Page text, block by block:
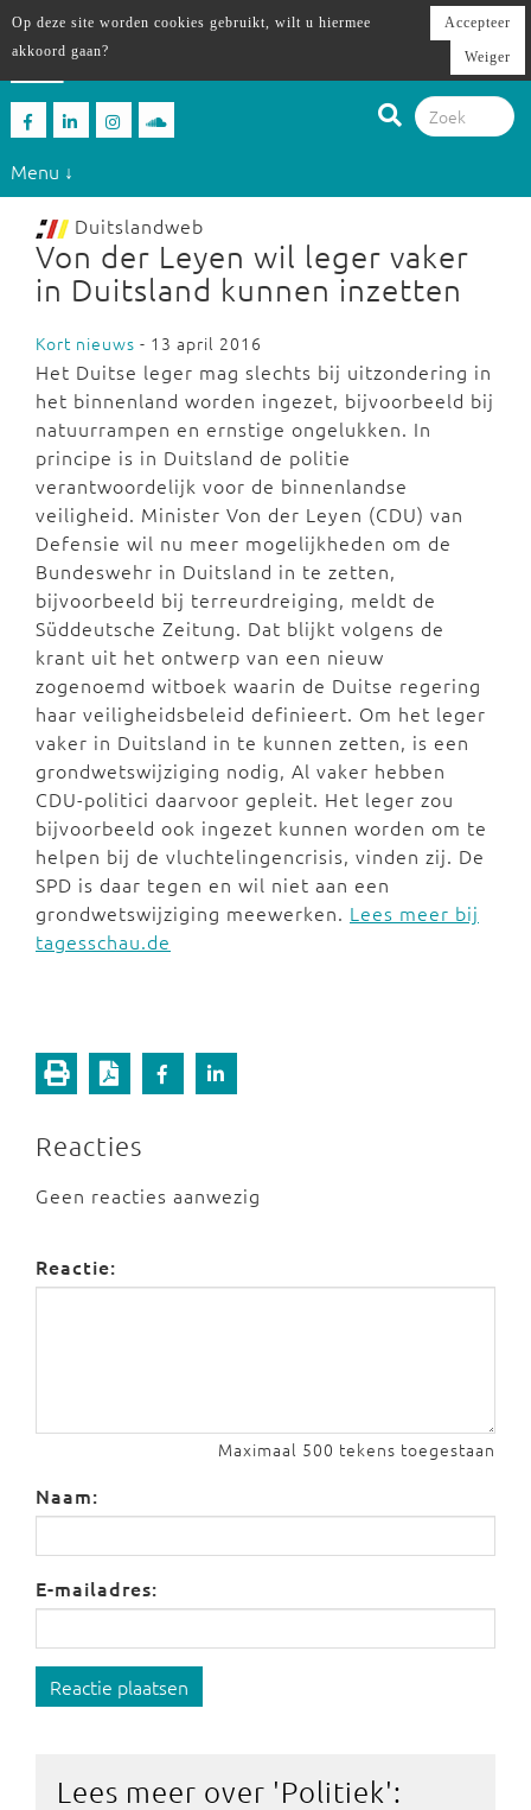
Menu ↓
Duitslandweb
Von der Leyen wil leger vaker
in Duitsland kunnen inzetten
Kort nieuws - 13 april 2016
Het Duitse leger mag slechts bij uitzondering in
het binnenland worden ingezet, bijvoorbeeld bij
natuurrampen en ernstige ongelukken. In
principe is in Duitsland de politie
verantwoordelijk voor de binnenlandse
veiligheid. Minister Von der Leyen (CDU) van
Defensie wil nu meer mogelijkheden om de
Bundeswehr in Duitsland in te zetten,
bijvoorbeeld bij terreurdreiging, meldt de
Süddeutsche Zeitung. Dat blijkt volgens de
krant uit het ontwerp van een nieuw
zogenoemd witboek waarin de Duitse regering
haar veiligheidsbeleid definieert. Om het leger
vaker in Duitsland in te kunnen zetten, is een
grondwetswijziging nodig, Al vaker hebben
CDU-politici daarvoor gepleit. Het leger zou
bijvoorbeeld ook ingezet kunnen worden om te
helpen bij de vluchtelingencrisis, vinden zij. De
SPD is daar tegen en wil niet aan een
grondwetswijziging meewerken. Lees meer bij
tagesschau.de
Reacties
Geen reacties aanwezig
Reactie:
Maximaal 500 tekens toegestaan
Naam:
E-mailadres:
Reactie plaatsen
Lees meer over 'Politiek':
Op deze site worden cookies gebruikt, wilt u hiermee
akkoord gaan?
Accepteer
Weiger